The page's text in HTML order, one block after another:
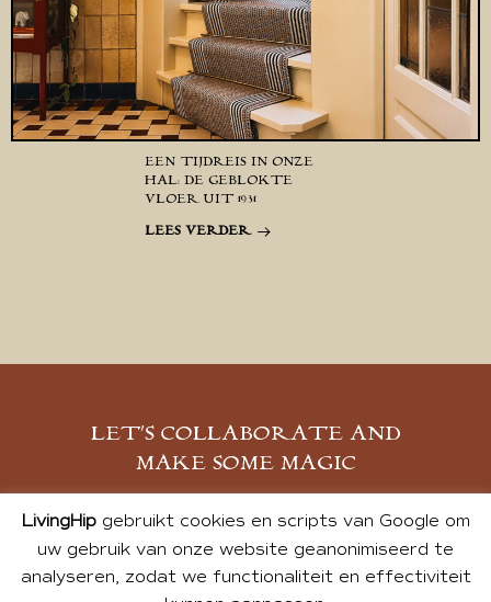
EEN TIJDREIS IN ONZE
HAL: DE GEBLOKTE
VLOER UIT 1931
LEES VERDER
LET’S COLLABORATE AND
MAKE SOME MAGIC
MELD JE AAN
LivingHipgebruikt cookies en scripts van Google om
uw gebruik van onze website geanonimiseerd te
analyseren, zodat we functionaliteit en effectiviteit